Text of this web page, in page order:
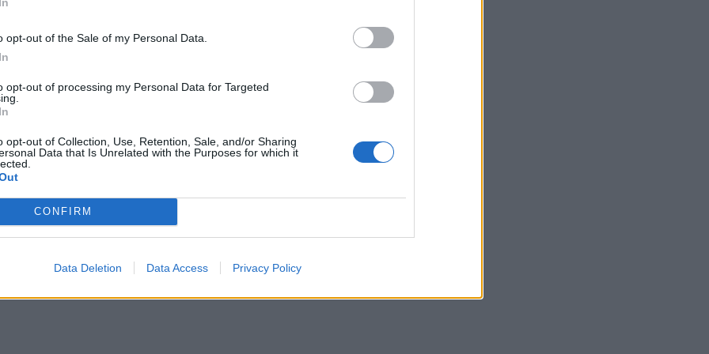
opt-out of the Sale of my Personal Data.
opt-out of processing my Personal Data for Targeted
opt-out of Collection, Use, Retention, Sale, and/or Sharing
Data that Is Unrelated with the Purposes for which it
CONFIRM
Data Deletion Data Access Privacy Policy
η ιστοσελίδα προσφέρει εργαλεία για την
καινούργιο υπολογιστή, προτείνεται να
να διασφαλίσουν την αγορά γνήσιου λογισμικού
της IDC είναι διαθέσιμες στην ιστοσελίδα
it-safe.net/